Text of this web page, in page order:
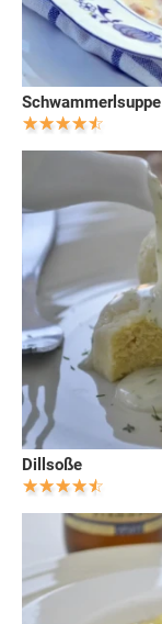
Schwammerlsuppe
Dillsoße